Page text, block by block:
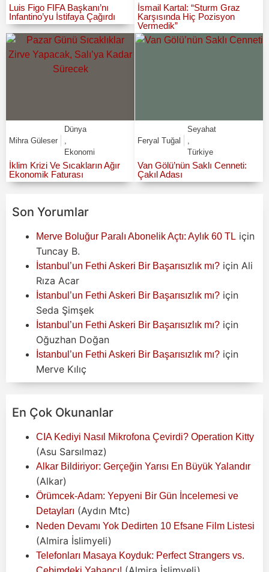
Luis Figo FIFA Başkanı’nı
Infantino’yu İstifaya Çağırdı
İsmail Kartal: “Sturm Graz
Karşısında Hiç Pozisyon
Vermedik”
Mihra Güleser
Dünya
Ekonomi
İklim Krizi Ve Sıcakların Ağır
Ekonomik Faturası
Feryal Tuğal
Seyahat
Türkiye
Van Gölü’nün Saklı Cenneti:
Çakıl Adası
Son Yorumlar
Merve Boluğur Paralı Abonelik Açtı: Aylık 60 TL için
Tuncay B.
İstanbul’un Fethi Askeri Bir Başarısızlık mı? için Ali
Rıza Acar
İstanbul’un Fethi Askeri Bir Başarısızlık mı? için
Seda Şimşek
İstanbul’un Fethi Askeri Bir Başarısızlık mı? için
Oğuzhan Doğan
İstanbul’un Fethi Askeri Bir Başarısızlık mı? için
Merve Kılıç
En Çok Okunanlar
CIA Kediyi Nasıl Mikrofona Çevirdi? Operation Kitty
(Asu Sarsılmaz)
Alkar Bildiriyor: Gerçeğin Yarısı En Büyük Yalandır
(Alkar)
Örümcek-Adam: Yepyeni Bir Gün İncelemesi ve
Detayları (Aydın Mtc)
Neden Devamı Yok Dedirten 10 Efsane Film Listesi
(Almira İslimyeli)
Telefonları Masaya Koyduk: Perfect Strangers vs.